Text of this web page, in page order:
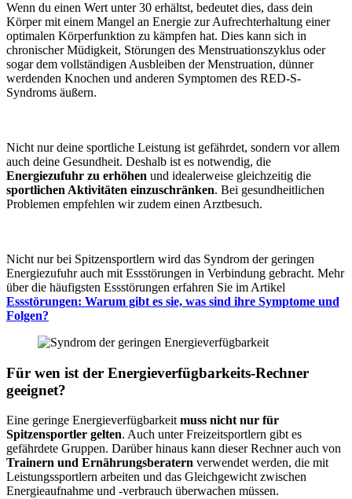
Wenn du einen Wert unter 30 erhältst, bedeutet dies, dass dein
Körper mit einem Mangel an Energie zur Aufrechterhaltung einer
optimalen Körperfunktion zu kämpfen hat. Dies kann sich in
chronischer Müdigkeit, Störungen des Menstruationszyklus oder
sogar dem vollständigen Ausbleiben der Menstruation, dünner
werdenden Knochen und anderen Symptomen des RED-S-
Syndroms äußern.
Nicht nur deine sportliche Leistung ist gefährdet, sondern vor allem
auch deine Gesundheit. Deshalb ist es notwendig, die
Energiezufuhr zu erhöhen und idealerweise gleichzeitig die
sportlichen Aktivitäten einzuschränken. Bei gesundheitlichen
Problemen empfehlen wir zudem einen Arztbesuch.
Nicht nur bei Spitzensportlern wird das Syndrom der geringen
Energiezufuhr auch mit Essstörungen in Verbindung gebracht. Mehr
über die häufigsten Essstörungen erfahren Sie im Artikel
Essstörungen: Warum gibt es sie, was sind ihre Symptome und
Folgen?
Für wen ist der Energieverfügbarkeits-Rechner
geeignet?
Eine geringe Energieverfügbarkeitmuss nicht nur für
Spitzensportler gelten. Auch unter Freizeitsportlern gibt es
gefährdete Gruppen. Darüber hinaus kann dieser Rechner auch von
Trainern und Ernährungsberatern verwendet werden, die mit
Leistungssportlern arbeiten und das Gleichgewicht zwischen
Energieaufnahme und -verbrauch überwachen müssen.